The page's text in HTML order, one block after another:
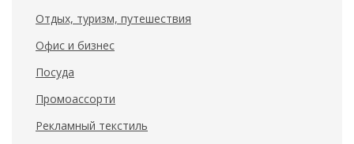
Отдых, туризм, путешествия
Офис и бизнес
Посуда
Промоассорти
Рекламный текстиль